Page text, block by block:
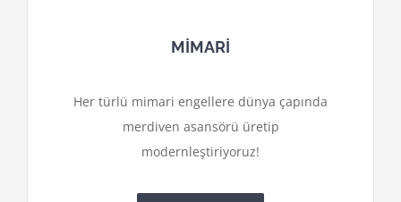
MİMARİ
Her türlü mimari engellere dünya çapında
merdiven asansörü üretip
modernleştiriyoruz!